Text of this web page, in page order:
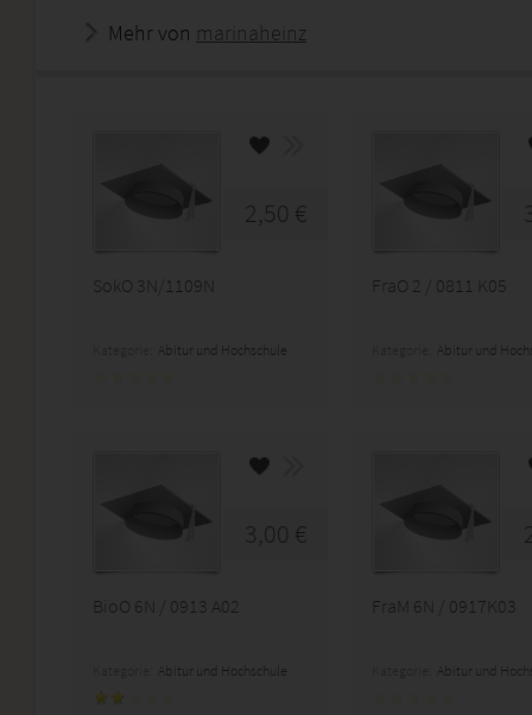
Mehr von marinaheinz
2,50 €
SokO 3N/1109N
Abitur und Hochschule
FraO 2 / 0811 K05
Abitur und
3,00 €
BioO 6N / 0913 A02
Abitur und Hochschule
FraM 6N / 0917K03
Abitur und